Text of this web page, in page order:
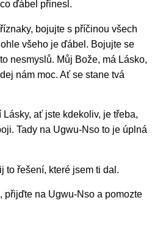
ďábel přinesl.
bojujte s příčinou všech
všeho je ďábel. Bojujte se
nesmyslů. Můj Bože, má Lásko,
nám moc. Ať se stane tvá
ať jste kdekoliv, je třeba,
Tady na Ugwu-Nso to je úplná
to řešení, které jsem ti dal.
přijďte na Ugwu-Nso a pomozte